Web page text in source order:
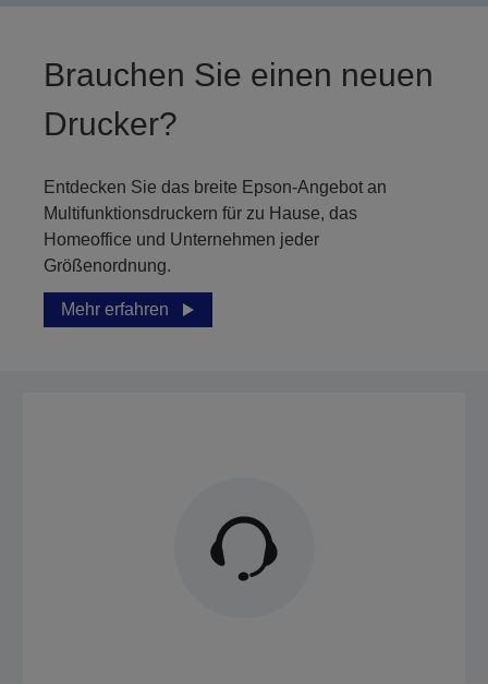
Brauchen Sie einen neuen
Drucker?
Entdecken Sie das breite Epson-Angebot an
Multifunktionsdruckern für zu Hause, das
Homeoffice und Unternehmen jeder
Größenordnung.
Mehr erfahren